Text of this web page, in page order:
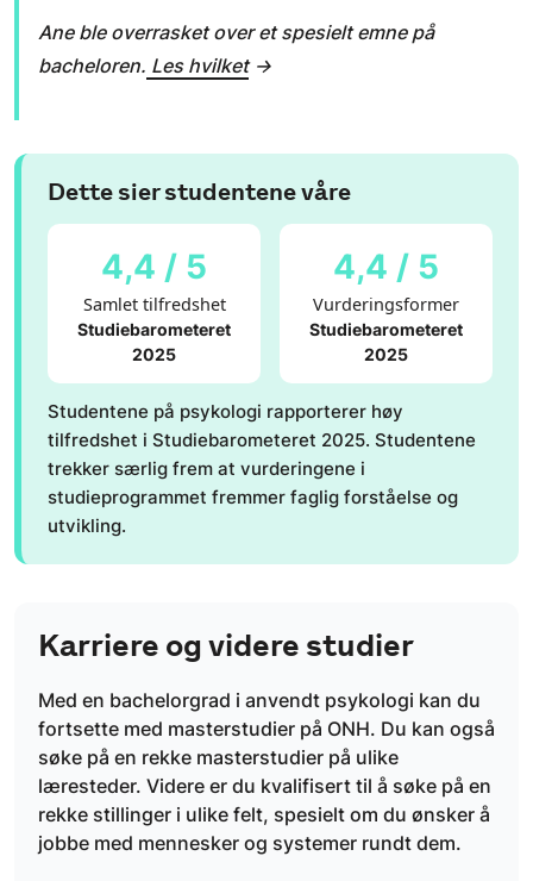
Ane ble overrasket over et spesielt emne på
bacheloren. Les hvilket →
Dette sier studentene våre
4,4 / 5
Samlet tilfredshet
Studiebarometeret
2025
4,4 / 5
Vurderingsformer
Studiebarometeret
2025
Studentene på psykologi rapporterer høy
tilfredshet i Studiebarometeret 2025. Studentene
trekker særlig frem at vurderingene i
studieprogrammet fremmer faglig forståelse og
utvikling.
Karriere og videre studier
Med en bachelorgrad i anvendt psykologi kan du
fortsette med masterstudier på ONH. Du kan også
søke på en rekke masterstudier på ulike
læresteder. Videre er du kvalifisert til å søke på en
rekke stillinger i ulike felt, spesielt om du ønsker å
jobbe med mennesker og systemer rundt dem.